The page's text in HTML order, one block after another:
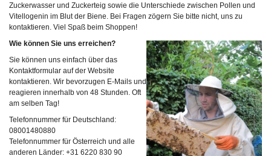
Zuckerwasser und Zuckerteig sowie die Unterschiede zwischen Pollen und
Vitellogenin im Blut der Biene. Bei Fragen zögern Sie bitte nicht, uns zu
kontaktieren. Viel Spaß beim Shoppen!
Wie können Sie uns erreichen?
Sie können uns einfach über das
Kontaktformular auf der Website
kontaktieren. Wir bevorzugen E-Mails und
reagieren innerhalb von 48 Stunden. Oft
am selben Tag!
Telefonnummer für Deutschland:
08001480880
Telefonnummer für Österreich und alle
anderen Länder: +31 6220 830 90